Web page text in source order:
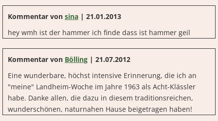
Kommentar von sina | 21.01.2013
hey wmh ist der hammer ich finde dass ist hammer geil
Kommentar von Bölling | 21.07.2012
Eine wunderbare, höchst intensive Erinnerung, die ich an
"meine" Landheim-Woche im Jahre 1963 als Acht-Klässler
habe. Danke allen, die dazu in diesem traditionsreichen,
wunderschönen, naturnahen Hause beigetragen haben!